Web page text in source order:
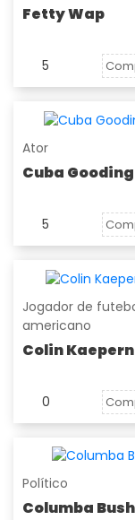
Fetty Wap
5
Ator
Cuba
5
Jogador de
americano
Colin
0
Político
Columba Bush